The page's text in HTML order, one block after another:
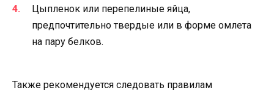
Цыпленок или перепелиные яйца,
предпочтительно твердые или в форме омлета
на пару белков.
Также рекомендуется следовать правилам